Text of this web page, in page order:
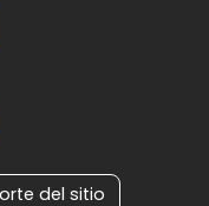
del sitio